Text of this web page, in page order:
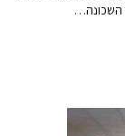
השכונה…